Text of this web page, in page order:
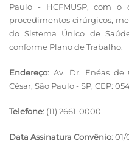
Paulo - HCFMUSP, com
procedimentos cirúrgicos,
do Sistema Único de
conforme Plano de Trabalho.
Endereço: Av. Dr. Enéas de
César, São Paulo - SP, CEP:
Telefone: (11) 2661-0000
Data Assinatura Convênio: